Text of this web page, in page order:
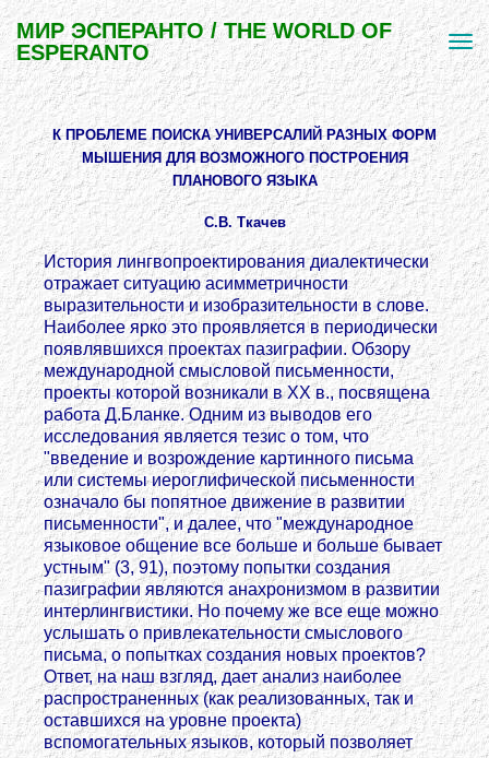
МИР ЭСПЕРАНТО / THE WORLD OF
ESPERANTO
К ПРОБЛЕМЕ ПОИСКА УНИВЕРСАЛИЙ РАЗНЫХ ФOPM
МЫШЕНИЯ ДЛЯ ВОЗМОЖНОГО ПОСТРОЕНИЯ
ПЛАНОВОГО ЯЗЫКА
С.В. Ткачев
История лингвопроектирования диалектически
отражает ситуацию асимметричности
выразительности и изобразительности в слове.
Наиболее ярко это проявляется в периодически
появлявшихся проектах пазиграфии. Обзору
международной смысловой письменности,
проекты которой возникали в XX в., посвящена
работа Д.Бланке. Одним из выводов его
исследования является тезис о том, что
"введение и возрождение картинного письма
или системы иероглифической письменности
означало бы попятное движение в развитии
письменности", и далее, что "международное
языковое общение все больше и больше бывает
устным" (3, 91), поэтому попытки создания
пазиграфии являются анахронизмом в развитии
интерлингвистики. Но почему же все еще можно
услышать о привлекательности смыслового
письма, о попытках создания новых проектов?
Ответ, на наш взгляд, дает анализ наиболее
распространенных (как реализованных, так и
оставшихся на уровне проекта)
вспомогательных языков, который позволяет